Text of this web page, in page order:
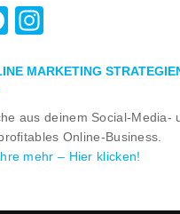
Facebook
MARKETING
aus deinem Social-Media-
Online-Business.
mehr – Hier klicken!